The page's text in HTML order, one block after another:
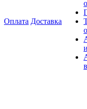
Оплата Доставка